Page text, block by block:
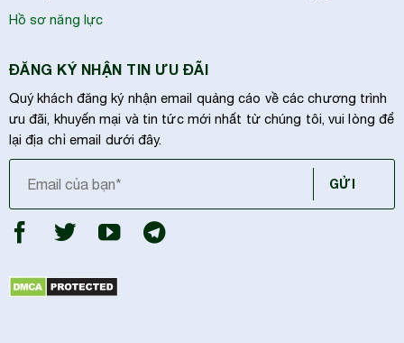
Hồ sơ năng lực
ĐĂNG KÝ NHẬN TIN ƯU ĐÃI
Quý khách đăng ký nhận email quảng cáo về các chương trình
ưu đãi, khuyến mại và tin tức mới nhất từ chúng tôi, vui lòng để
lại địa chỉ email dưới đây.